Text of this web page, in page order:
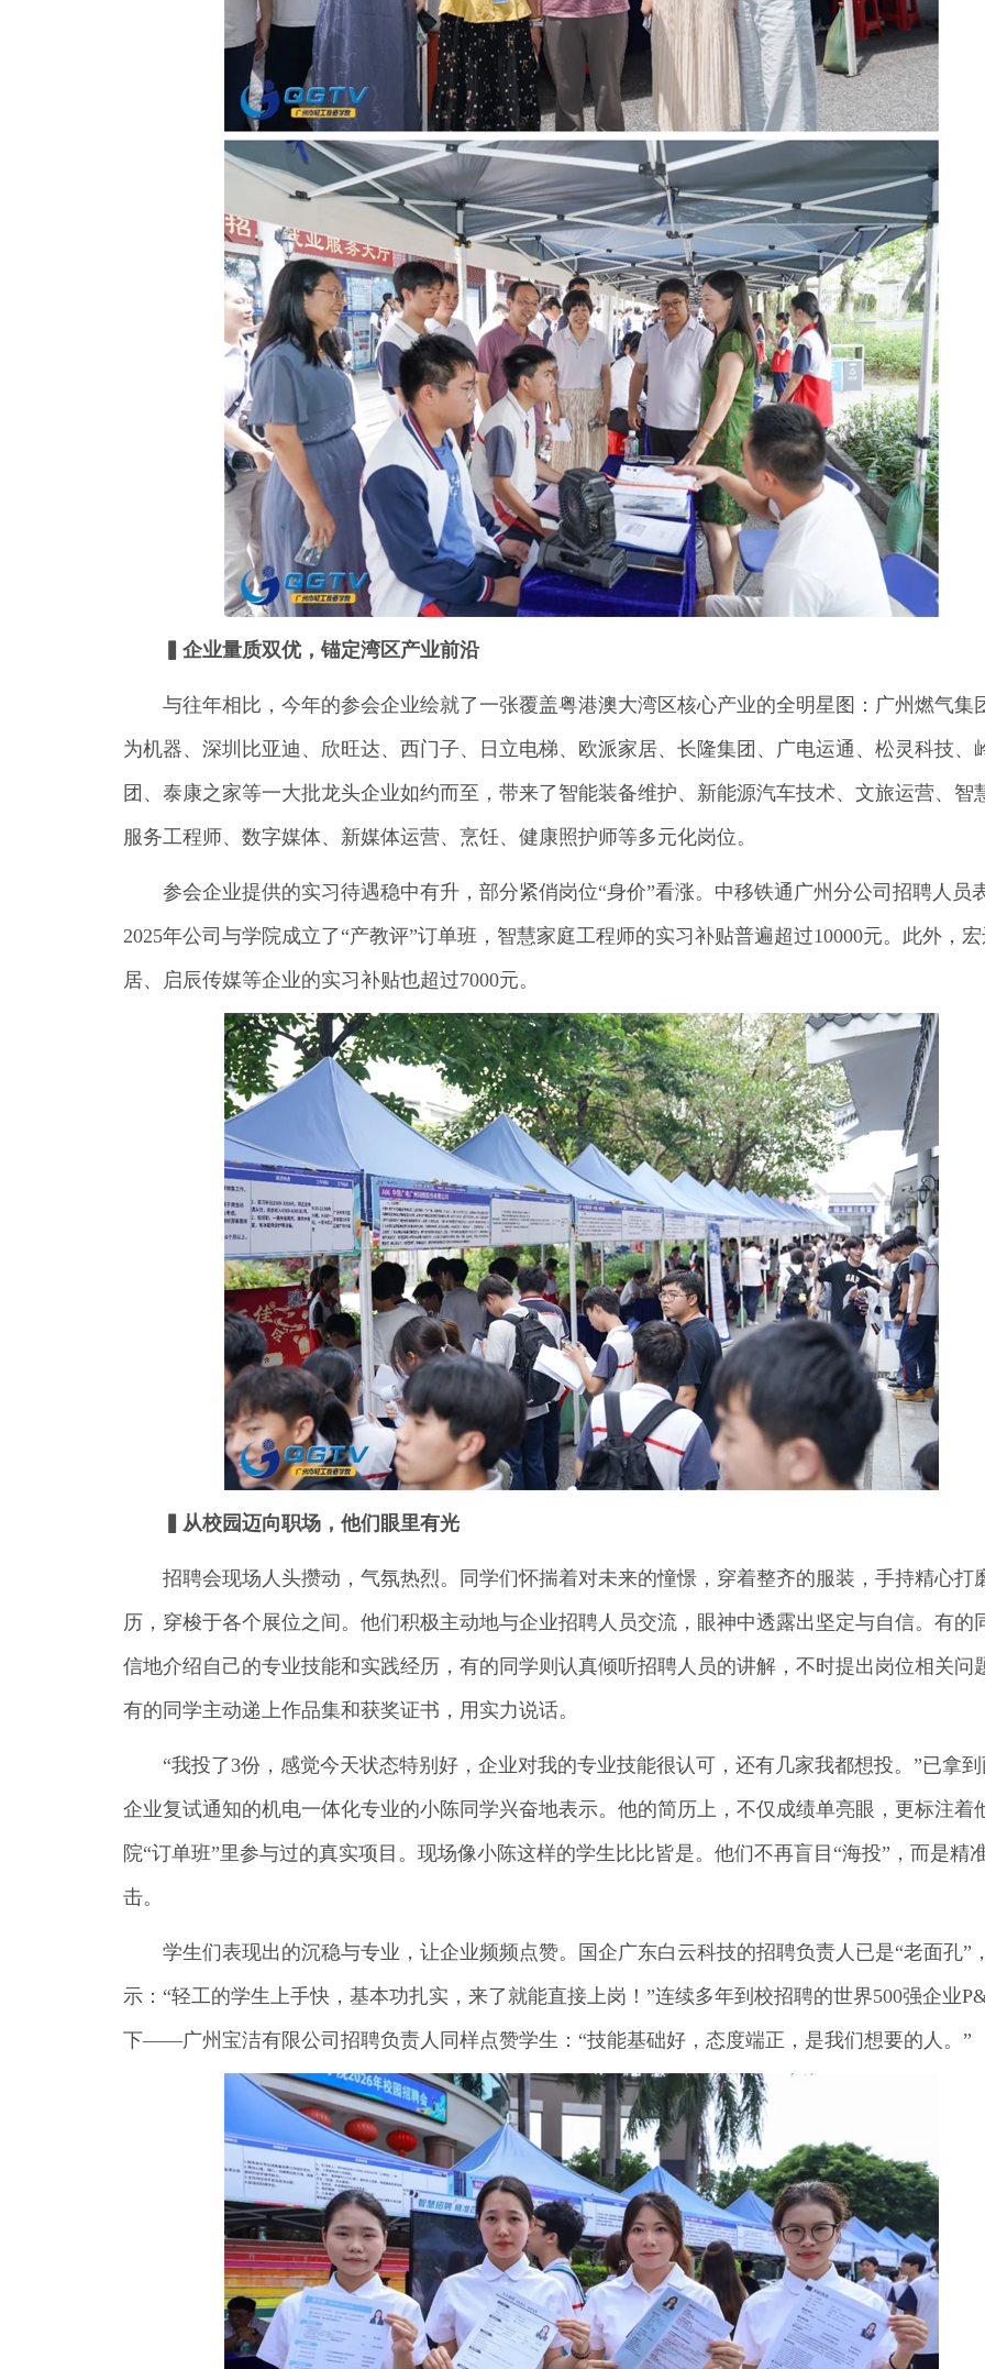
▍企业量质双优，锚定湾区产业前沿
与往年相比，今年的参会企业绘就了一张覆盖粤港澳大湾区核心产业的全明星图：广州燃气集
为机器、深圳比亚迪、欣旺达、西门子、日立电梯、欧派家居、长隆集团、广电运通、松灵科技、
团、泰康之家等一大批龙头企业如约而至，带来了智能装备维护、新能源汽车技术、文旅运营、智
服务工程师、数字媒体、新媒体运营、烹饪、健康照护师等多元化岗位。
参会企业提供的实习待遇稳中有升，部分紧俏岗位“身价”看涨。中移铁通广州分公司招聘人员
2025年公司与学院成立了“产教评”订单班，智慧家庭工程师的实习补贴普遍超过10000元。此外，
居、启辰传媒等企业的实习补贴也超过7000元。
▍从校园迈向职场，他们眼里有光
招聘会现场人头攒动，气氛热烈。同学们怀揣着对未来的憧憬，穿着整齐的服装，手持精心打
历，穿梭于各个展位之间。他们积极主动地与企业招聘人员交流，眼神中透露出坚定与自信。有的
信地介绍自己的专业技能和实践经历，有的同学则认真倾听招聘人员的讲解，不时提出岗位相关问
有的同学主动递上作品集和获奖证书，用实力说话。
“我投了3份，感觉今天状态特别好，企业对我的专业技能很认可，还有几家我都想投。”已拿
企业复试通知的机电一体化专业的小陈同学兴奋地表示。他的简历上，不仅成绩单亮眼，更标注着
院“订单班”里参与过的真实项目。现场像小陈这样的学生比比皆是。他们不再盲目“海投”，而是精
击。
学生们表现出的沉稳与专业，让企业频频点赞。国企广东白云科技的招聘负责人已是“老面孔”
示：“轻工的学生上手快，基本功扎实，来了就能直接上岗！”连续多年到校招聘的世界500强企业
下——广州宝洁有限公司招聘负责人同样点赞学生：“技能基础好，态度端正，是我们想要的人。”